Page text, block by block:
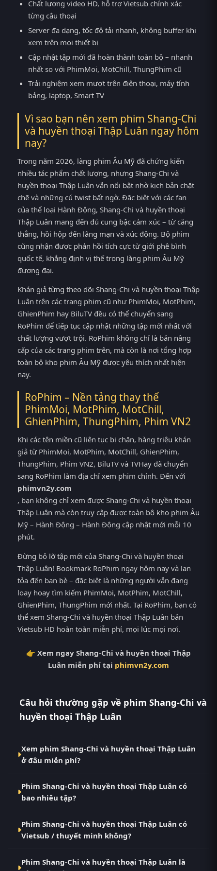
Chất lượng video HD, hỗ trợ Vietsub chính xác
từng câu thoại
Server đa dạng, tốc độ tải nhanh, không buffer khi
xem trên mọi thiết bị
Cập nhật tập mới đã hoàn thành toàn bộ – nhanh
nhất so với PhimMoi, MotChill, ThungPhim cũ
Trải nghiệm xem mượt trên điện thoại, máy tính
bảng, laptop, Smart TV
Vì sao bạn nên xem phim Shang-Chi
và huyền thoại Thập Luân ngay hôm
nay?
Trong năm 2026, làng phim Âu Mỹ đã chứng kiến
nhiều tác phẩm chất lượng, nhưng Shang-Chi và
huyền thoại Thập Luân vẫn nổi bật nhờ kịch bản chặt
chẽ và những cú twist bất ngờ. Đặc biệt với các fan
của thể loại Hành Động, Shang-Chi và huyền thoại
Thập Luân mang đến đủ cung bậc cảm xúc – từ căng
thẳng, hồi hộp đến lãng mạn và xúc động. Bộ phim
cũng nhận được phản hồi tích cực từ giới phê bình
quốc tế, khẳng định vị thế trong làng phim Âu Mỹ
đương đại.
Khán giả từng theo dõi Shang-Chi và huyền thoại Thập
Luân trên các trang phim cũ như PhimMoi, MotPhim,
GhienPhim hay BiluTV đều có thể chuyển sang
RoPhim để tiếp tục cập nhật những tập mới nhất với
chất lượng vượt trội. RoPhim không chỉ là bản nâng
cấp của các trang phim trên, mà còn là nơi tổng hợp
toàn bộ kho phim Âu Mỹ được yêu thích nhất hiện
nay.
RoPhim – Nền tảng thay thế
PhimMoi, MotPhim, MotChill,
GhienPhim, ThungPhim, Phim VN2
Khi các tên miền cũ liên tục bị chặn, hàng triệu khán
giả từ PhimMoi, MotPhim, MotChill, GhienPhim,
ThungPhim, Phim VN2, BiluTV và TVHay đã chuyển
sang RoPhim làm địa chỉ xem phim chính. Đến với
phimvn2y.com
, bạn không chỉ xem được Shang-Chi và huyền thoại
Thập Luân mà còn truy cập được toàn bộ kho phim Âu
Mỹ – Hành Động – Hành Động cập nhật mới mỗi 10
phút.
Đừng bỏ lỡ tập mới của Shang-Chi và huyền thoại
Thập Luân! Bookmark RoPhim ngay hôm nay và lan
tỏa đến bạn bè – đặc biệt là những người vẫn đang
loay hoay tìm kiếm PhimMoi, MotPhim, MotChill,
GhienPhim, ThungPhim mới nhất. Tại RoPhim, bạn có
thể xem Shang-Chi và huyền thoại Thập Luân bản
Vietsub HD hoàn toàn miễn phí, mọi lúc mọi nơi.
👉 Xem ngay Shang-Chi và huyền thoại Thập
Luân miễn phí tại phimvn2y.com
Câu hỏi thường gặp về phim Shang-Chi và
huyền thoại Thập Luân
Xem phim Shang-Chi và huyền thoại Thập Luân
ở đâu miễn phí?
Thập Luân Vietsub HD miễn phí tại RoPhim
(phimvn2y.com) — không quảng cáo, cập nhật
MotPhim, MotChill, GhienPhim, ThungPhim, Phim
VN2, BiluTV, TVHay.
Phim Shang-Chi và huyền thoại Thập Luân có
bao nhiêu tập?
hoàn thành với Full. Tại RoPhim, các tập mới được
cập nhật liên tục mỗi 10 phút khi nguồn có nội dung
Phim Shang-Chi và huyền thoại Thập Luân có
Vietsub / thuyết minh không?
RoPhim có bản Vietsub với chất lượng HD. Bạn có
Phim Shang-Chi và huyền thoại Thập Luân là